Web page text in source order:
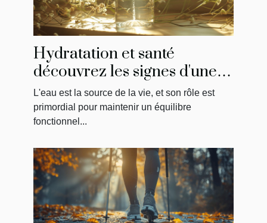
Hydratation et santé
découvrez les signes d'une
hydratation insuffisante
souvent ignorés
L'eau est la source de la vie, et son rôle est
primordial pour maintenir un équilibre
fonctionnel...